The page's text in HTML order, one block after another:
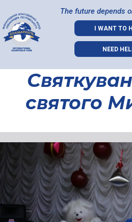
The future depends
I WANT TO
NEED
святого